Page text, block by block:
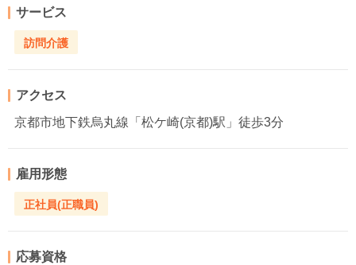
サービス
訪問介護
アクセス
京都市地下鉄烏丸線「松ケ崎(京都)駅」徒歩3分
雇用形態
正社員(正職員)
応募資格